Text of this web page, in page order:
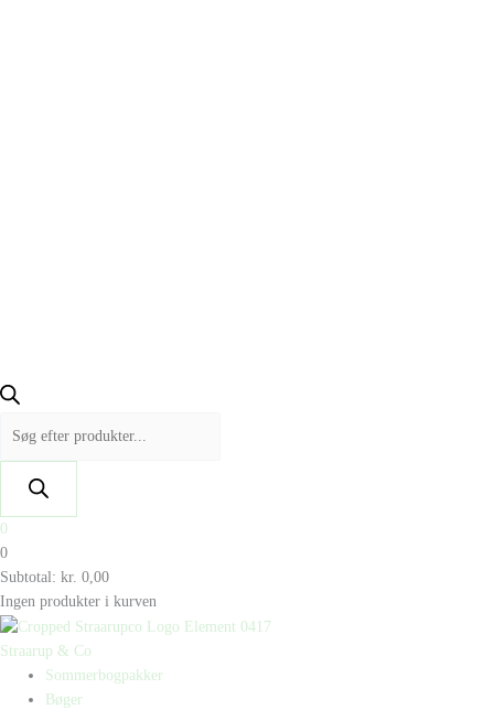
0
0
Subtotal: kr. 0,00
Ingen produkter i kurven
Straarup & Co
Sommerbogpakker
Bøger